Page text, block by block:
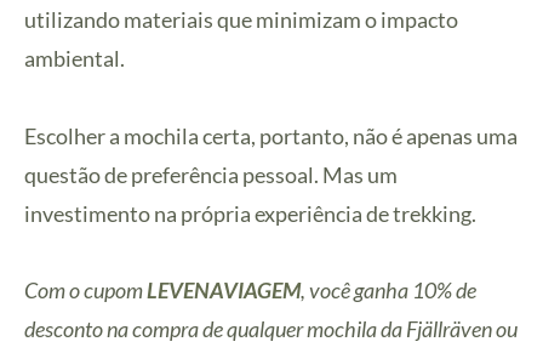
utilizando materiais que minimizam o impacto
ambiental.
Escolher a mochila certa, portanto, não é apenas uma
questão de preferência pessoal. Mas um
investimento na própria experiência de trekking.
Com o cupomLEVENAVIAGEM, você ganha 10% de
desconto na compra de qualquer mochila da Fjällräven ou